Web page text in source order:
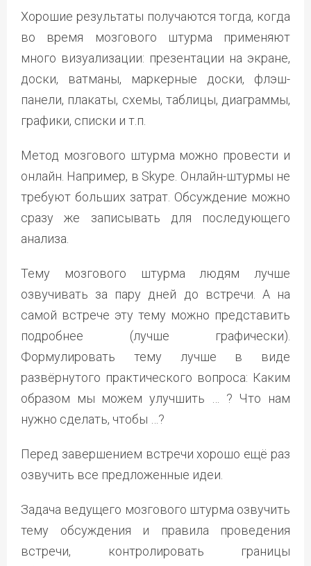
Хорошие результаты получаются тогда, когда
во время мозгового штурма применяют
много визуализации: презентации на экране,
доски, ватманы, маркерные доски, флэш-
панели, плакаты, схемы, таблицы, диаграммы,
графики, списки и т.п.
Метод мозгового штурма можно провести и
онлайн. Например, в Skype. Онлайн-штурмы не
требуют больших затрат. Обсуждение можно
сразу же записывать для последующего
анализа.
Тему мозгового штурма людям лучше
озвучивать за пару дней до встречи. А на
самой встрече эту тему можно представить
подробнее (лучше графически).
Формулировать тему лучше в виде
развёрнутого практического вопроса: Каким
образом мы можем улучшить … ? Что нам
нужно сделать, чтобы …?
Перед завершением встречи хорошо ещё раз
озвучить все предложенные идеи.
Задача ведущего мозгового штурма озвучить
тему обсуждения и правила проведения
встречи, контролировать границы